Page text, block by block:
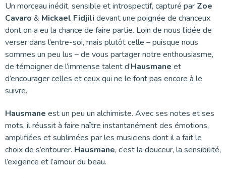
Un morceau inédit, sensible et introspectif, capturé par Zoe
Cavaro & Mickael Fidjili devant une poignée de chanceux
dont on a eu la chance de faire partie. Loin de nous l’idée de
verser dans l’entre-soi, mais plutôt celle – puisque nous
sommes un peu lus – de vous partager notre enthousiasme,
de témoigner de l’immense talent d’Hausmane et
d’encourager celles et ceux qui ne le font pas encore à le
suivre.
Hausmane est un peu un alchimiste. Avec ses notes et ses
mots, il réussit à faire naître instantanément des émotions,
amplifiées et sublimées par les musiciens dont il a fait le
choix de s’entourer. Hausmane, c’est la douceur, la sensibilité,
l’exigence et l’amour du beau.